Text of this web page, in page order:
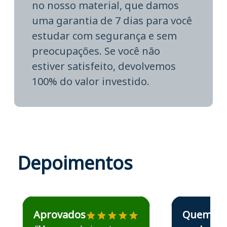
no nosso material, que damos
uma garantia de 7 dias para você
estudar com segurança e sem
preocupações. Se você não
estiver satisfeito, devolvemos
100% do valor investido.
Depoimentos
Estudante José recomenda o Aprova Concursos em
Aprovados
Estudante Elais
Quem